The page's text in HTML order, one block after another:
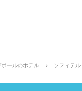
ポールのホテル ソフィテ